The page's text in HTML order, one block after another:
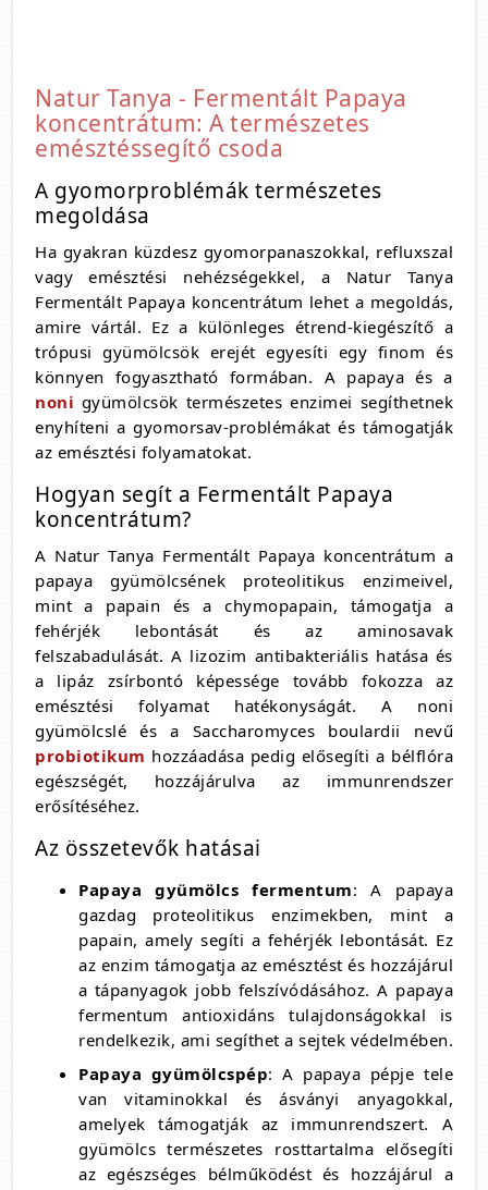
Natur Tanya - Fermentált Papaya
koncentrátum: A természetes
emésztéssegítő csoda
A gyomorproblémák természetes
megoldása
Ha gyakran küzdesz gyomorpanaszokkal, refluxszal
vagy emésztési nehézségekkel, a Natur Tanya
Fermentált Papaya koncentrátum lehet a megoldás,
amire vártál. Ez a különleges étrend-kiegészítő a
trópusi gyümölcsök erejét egyesíti egy finom és
könnyen fogyasztható formában. A papaya és a
noni gyümölcsök természetes enzimei segíthetnek
enyhíteni a gyomorsav-problémákat és támogatják
az emésztési folyamatokat.
Hogyan segít a Fermentált Papaya
koncentrátum?
A Natur Tanya Fermentált Papaya koncentrátum a
papaya gyümölcsének proteolitikus enzimeivel,
mint a papain és a chymopapain, támogatja a
fehérjék lebontását és az aminosavak
felszabadulását. A lizozim antibakteriális hatása és
a lipáz zsírbontó képessége tovább fokozza az
emésztési folyamat hatékonyságát. A noni
gyümölcslé és a Saccharomyces boulardii nevű
probiotikum hozzáadása pedig elősegíti a bélflóra
egészségét, hozzájárulva az immunrendszer
erősítéséhez.
Az összetevők hatásai
Papaya gyümölcs fermentum: A papaya
gazdag proteolitikus enzimekben, mint a
papain, amely segíti a fehérjék lebontását. Ez
az enzim támogatja az emésztést és hozzájárul
a tápanyagok jobb felszívódásához. A papaya
fermentum antioxidáns tulajdonságokkal is
rendelkezik, ami segíthet a sejtek védelmében.
Papaya gyümölcspép: A papaya pépje tele
van vitaminokkal és ásványi anyagokkal,
amelyek támogatják az immunrendszert. A
gyümölcs természetes rosttartalma elősegíti
az egészséges bélműködést és hozzájárul a